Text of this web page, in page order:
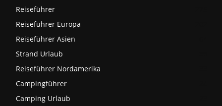
Reiseführer
Reiseführer Europa
Reiseführer Asien
Strand Urlaub
Reiseführer Nordamerika
Campingführer
Camping Urlaub